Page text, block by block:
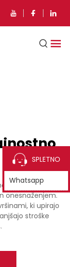
1,0-2,0 mm),
onesnaženjem.
ki upirajo
stroške
SPLETNO
Whatsapp